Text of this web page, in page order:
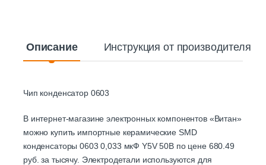
Описание Инструкция от производителя
Чип конденсатор 0603
В интернет-магазине электронных компонентов «Витан»
можно купить импортные керамические SMD
конденсаторы 0603 0,033 мкФ Y5V 50В по цене 680.49
руб. за тысячу. Электродетали используются для